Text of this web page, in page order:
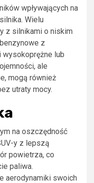
wpływających na
Wielu
z silnikami o niskim
z
lub
ale
mogą również
utraty mocy.
na oszczędność
y z lepszą
powietrza, co
paliwa.
aerodynamiki swoich